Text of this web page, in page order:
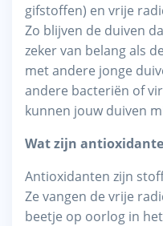
gifstoffen) en vrije
Zo blijven de duiven
zeker van belang als
met andere jonge
andere bacteriën of
kunnen jouw duiven
Wat zijn
Antioxidanten zijn
Ze vangen de vrije
beetje op oorlog in